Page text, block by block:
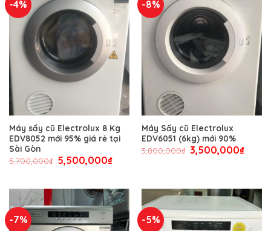
-4%
Máy sấy cũ Electrolux 8 Kg
EDV8052 mới 95% giá rẻ tại
Sài Gòn
5,700,000₫ 5,500,000₫
-8%
Máy Sấy cũ Electrolux
EDV6051 (6kg) mới 90%
3,800,000₫ 3,500,000₫
-7% -5%